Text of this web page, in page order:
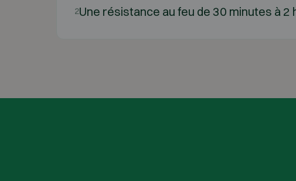
2Une résistance au feu de 30 minutes à